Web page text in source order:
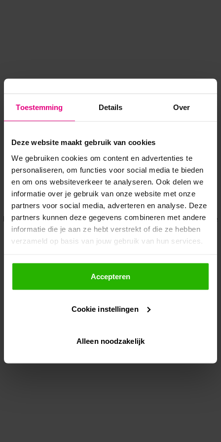
Toestemming Details Over
Deze website maakt gebruik van cookies
We gebruiken cookies om content en advertenties te
personaliseren, om functies voor social media te bieden
en om ons websiteverkeer te analyseren. Ook delen we
informatie over je gebruik van onze website met onze
partners voor social media, adverteren en analyse. Deze
partners kunnen deze gegevens combineren met andere
informatie die je aan ze hebt verstrekt of die ze hebben
verzameld op basis van jouw gebruik van hun services.
Als je op "Accepteer" klikt, dan geef je Voordeeluitjes.nl
toestemming om cookies voor social media en
gepersonaliseerde advertenties te plaatsen.
Lees hier meer over in onsprivacybeleid
Via "Cookie instellingen" kun je ook zelf instellen welke
Accepteren
Cookie instellingen
Alleen noodzakelijk
Application error: a client-side exception has occurred while
loadingwww.voordeeluitjes.nl (see the browser console for more
information).